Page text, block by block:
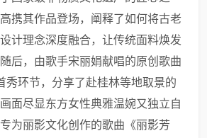
携其作品登场，阐释了如何将古老
计理念深度融合，让传统面料焕发
后，由歌手宋丽娟献唱的原创歌曲
秀环节，分享了赴桂林等地取景的
面尽显东方女性典雅温婉又独立自
为丽影文化创作的歌曲《丽影芳